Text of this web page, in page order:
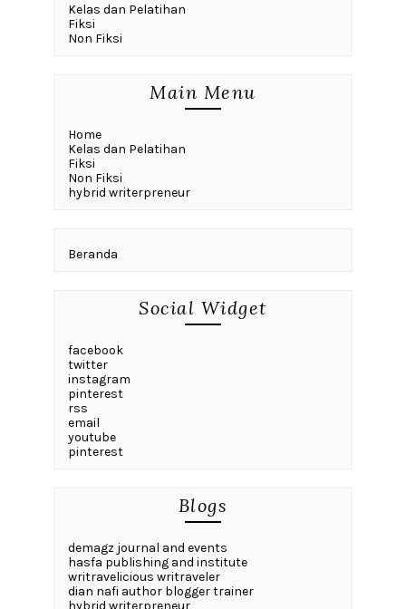
Kelas dan Pelatihan
Fiksi
Non Fiksi
Main Menu
Home
Kelas dan Pelatihan
Fiksi
Non Fiksi
hybrid writerpreneur
Beranda
Social Widget
facebook
twitter
instagram
pinterest
rss
email
youtube
pinterest
Blogs
demagz journal and events
hasfa publishing and institute
writravelicious writraveler
dian nafi author blogger trainer